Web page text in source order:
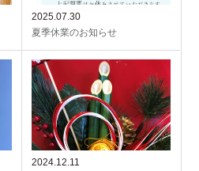
2025.07.30
夏季休業のお知らせ
2024.12.11